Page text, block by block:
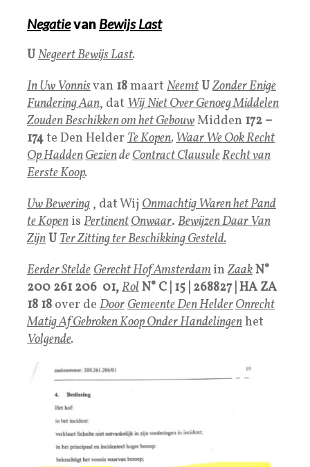
Negatievan Bewijs Last
UNegeert Bewijs Last.
In Uw Vonnisvan 18maart Neemt UZonder Enige
Fundering Aan, dat WijNiet Over Genoeg Middelen
Zouden Beschikken om het GebouwMidden 172 –
174te Den Helder Te Kopen.Waar We Ook Recht
Op HaddenGeziendeContract ClausuleRecht van
Eerste Koop.
Uw Bewering , dat Wij Onmachtig Waren het Pand
te Kopen is PertinentOnwaar. Bewijzen Daar Van
Zijn UTer Zitting ter Beschikking Gesteld.
Eerder SteldeGerecht Hof AmsterdaminZaakN°
200 261 206 01,RolN° C | 15 | 268827 | HA ZA
18 18 over de DoorGemeente Den HelderOnrecht
Matig Af Gebroken Koop Onder Handelingenhet
Volgende.